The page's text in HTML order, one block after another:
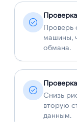
Проверь
машины,
обмана.
Снизь
вторую
данным.